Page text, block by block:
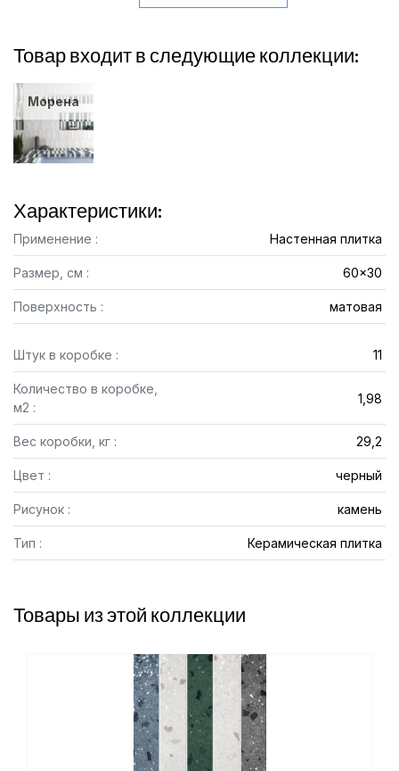
Товар входит в следующие коллекции:
Морена
Характеристики:
Применение : Настенная плитка
Размер, см : 60x30
Поверхность : матовая
Штук в коробке : 11
Количество в коробке,
м2 :
1,98
Вес коробки, кг : 29,2
Цвет : черный
Рисунок : камень
Тип : Керамическая плитка
Товары из этой коллекции